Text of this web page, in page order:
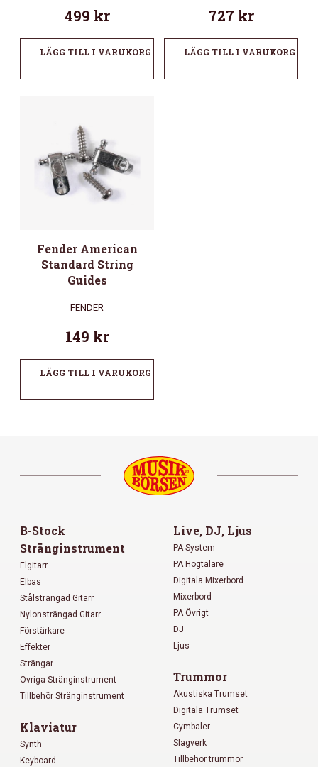
499 kr
LÄGG TILL I VARUKORG
727 kr
LÄGG TILL I VARUKORG
Fender American
Standard String
Guides
FENDER
149 kr
LÄGG TILL I VARUKORG
B-Stock
Stränginstrument
Elgitarr
Elbas
Stålsträngad Gitarr
Nylonsträngad Gitarr
Förstärkare
Effekter
Strängar
Övriga Stränginstrument
Tillbehör Stränginstrument
Klaviatur
Synth
Keyboard
Live, DJ, Ljus
PA System
PA Högtalare
Digitala Mixerbord
Mixerbord
PA Övrigt
DJ
Ljus
Trummor
Akustiska Trumset
Digitala Trumset
Cymbaler
Slagverk
Tillbehör trummor